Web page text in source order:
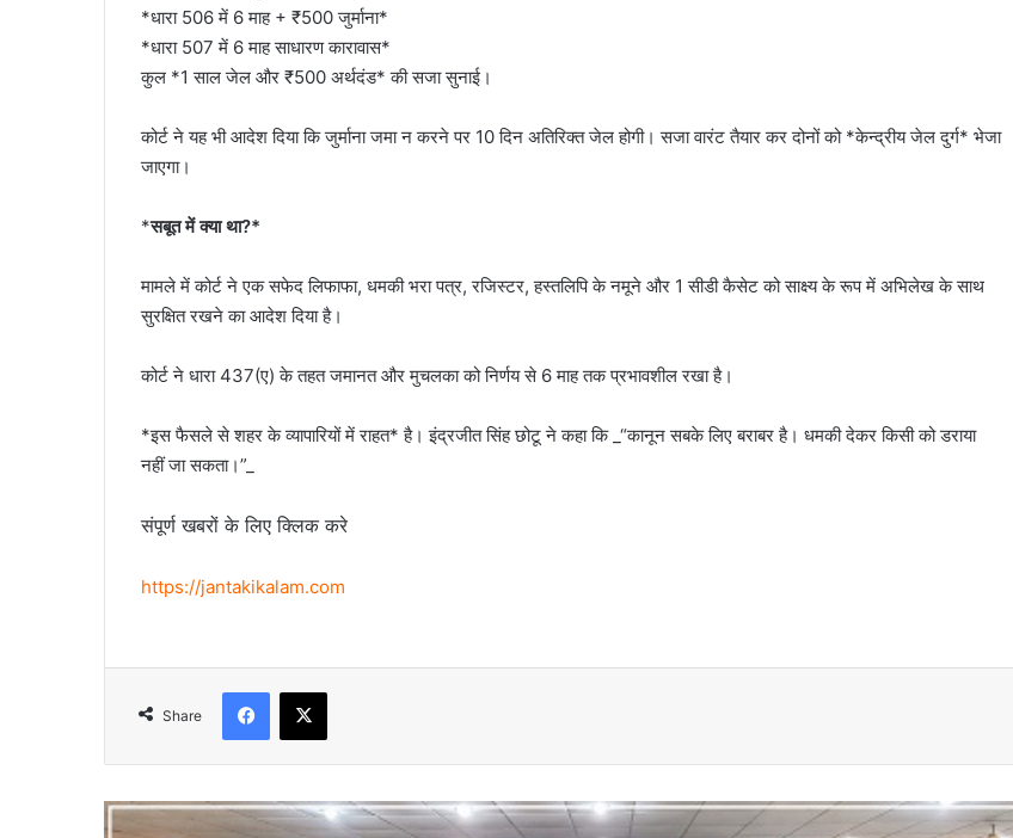
*धारा 506 में 6 माह + ₹500 जुर्माना*
*धारा 507 में 6 माह साधारण कारावास*
कुल *1 साल जेल और ₹500 अर्थदंड* की सजा सुनाई।
कोर्ट ने यह भी आदेश दिया कि जुर्माना जमा न करने पर 10 दिन अतिरिक्त जेल होगी। सजा वारंट तैयार कर दोनों को *केन्द्रीय जेल दुर्ग* भेजा
जाएगा।
*सबूत में क्या था?*
मामले में कोर्ट ने एक सफेद लिफाफा, धमकी भरा पत्र, रजिस्टर, हस्तलिपि के नमूने और 1 सीडी कैसेट को साक्ष्य के रूप में अभिलेख के साथ
सुरक्षित रखने का आदेश दिया है।
कोर्ट ने धारा 437(ए) के तहत जमानत और मुचलका को निर्णय से 6 माह तक प्रभावशील रखा है।
*इस फैसले से शहर के व्यापारियों में राहत* है। इंद्रजीत सिंह छोटू ने कहा कि _“कानून सबके लिए बराबर है। धमकी देकर किसी को डराया
नहीं जा सकता।”_
संपूर्ण खबरों के लिए क्लिक करे
https://jantakikalam.com
Share
Facebook
X
बैठक संपन्न
खुलासा, 48 घंटे में आरोपी तक पहुंची पुलिस; 100